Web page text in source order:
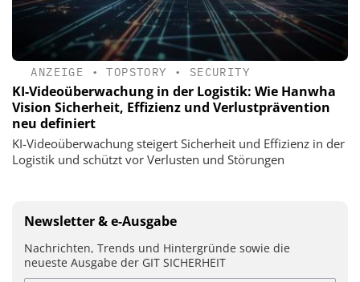
ANZEIGE •TOPSTORY • SECURITY
KI-Videoüberwachung in der Logistik: Wie Hanwha
Vision Sicherheit, Effizienz und Verlustprävention
neu definiert
KI-Videoüberwachung steigert Sicherheit und Effizienz in der
Logistik und schützt vor Verlusten und Störungen
Newsletter & e-Ausgabe
Nachrichten, Trends und Hintergründe sowie die
neueste Ausgabe der GIT SICHERHEIT